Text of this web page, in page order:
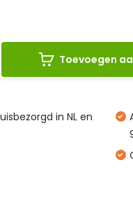
Toevoegen
in NL en